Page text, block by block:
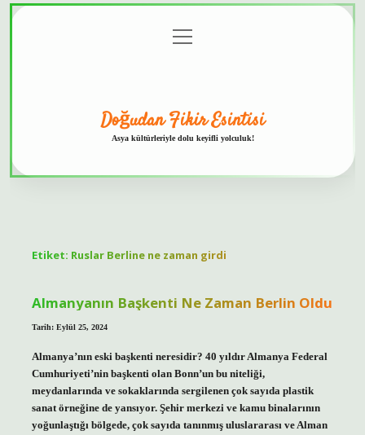
menüyü
aç
Doğudan Fikir Esintisi
Asya kültürleriyle dolu keyifli yolculuk!
Etiket: Ruslar Berline ne zaman girdi
Almanyanın Başkenti Ne Zaman Berlin Oldu
Tarih: Eylül 25, 2024
Almanya’nın eski başkenti neresidir? 40 yıldır Almanya Federal
Cumhuriyeti’nin başkenti olan Bonn’un bu niteliği,
meydanlarında ve sokaklarında sergilenen çok sayıda plastik
sanat örneğine de yansıyor. Şehir merkezi ve kamu binalarının
yoğunlaştığı bölgede, çok sayıda tanınmış uluslararası ve Alman